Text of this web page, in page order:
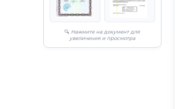
🔍 Нажмите на документ для
увеличения и просмотра